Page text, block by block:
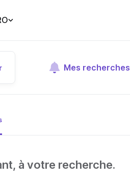
Mes recherches
à votre recherche.